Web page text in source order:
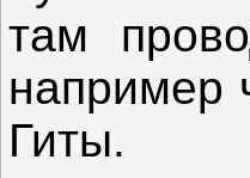
там
например
Гиты.